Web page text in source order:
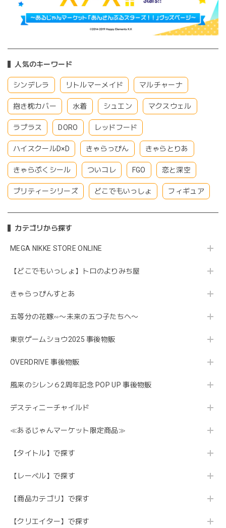
人気のキーワード
シンデレラ リトルマーメイド マルチャーナ
抱き枕カバー 水着 シュエン マクスウェル
ラプラス DORO レッドフード
ハイスクールD×D きゃらっぴん きゃらとりあ
きゃらぷくシール ついコレ FGO 恋と深空
プリティーシリーズ どこでもいっしょ フィギュア
カテゴリから探す
MEGA NIKKE STORE ONLINE
【どこでもいっしょ】トロのよりみち屋
きゃらっぴんすとあ
五等分の花嫁∽〜未来の五つ子たちへ〜
東京ゲームショウ2025 事後物販
OVERDRIVE 事後物販
風来のシレン６2周年記念 POP UP 事後物販
デスティニーチャイルド
≪あるじゃんマーケット限定商品≫
【タイトル】で探す
【レーベル】で探す
【商品カテゴリ】で探す
【クリエイター】で探す